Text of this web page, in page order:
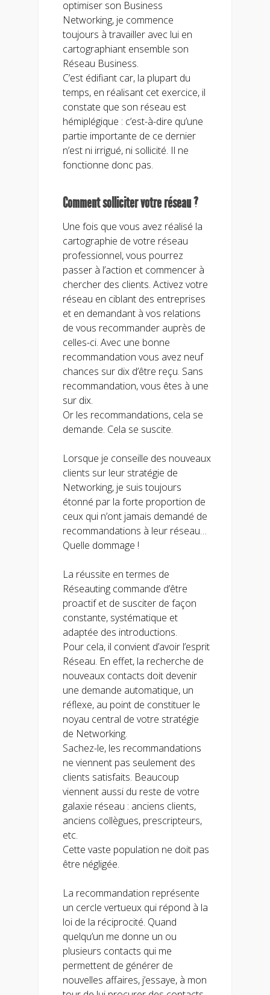
optimiser son Business
Networking, je commence
toujours à travailler avec lui en
cartographiant ensemble son
Réseau Business.
C’est édifiant car, la plupart du
temps, en réalisant cet exercice, il
constate que son réseau est
hémiplégique : c’est-à-dire qu’une
partie importante de ce dernier
n’est ni irrigué, ni sollicité. Il ne
fonctionne donc pas.
Comment solliciter votre réseau ?
Une fois que vous avez réalisé la
cartographie de votre réseau
professionnel, vous pourrez
passer à l’action et commencer à
chercher des clients. Activez votre
réseau en ciblant des entreprises
et en demandant à vos relations
de vous recommander auprès de
celles-ci. Avec une bonne
recommandation vous avez neuf
chances sur dix d’être reçu. Sans
recommandation, vous êtes à une
sur dix.
Or les recommandations, cela se
demande. Cela se suscite.
Lorsque je conseille des nouveaux
clients sur leur stratégie de
Networking, je suis toujours
étonné par la forte proportion de
ceux qui n’ont jamais demandé de
recommandations à leur réseau…
Quelle dommage !
La réussite en termes de
Réseauting commande d’être
proactif et de susciter de façon
constante, systématique et
adaptée des introductions.
Pour cela, il convient d’avoir l’esprit
Réseau. En effet, la recherche de
nouveaux contacts doit devenir
une demande automatique, un
réflexe, au point de constituer le
noyau central de votre stratégie
de Networking.
Sachez-le, les recommandations
ne viennent pas seulement des
clients satisfaits. Beaucoup
viennent aussi du reste de votre
galaxie réseau : anciens clients,
anciens collègues, prescripteurs,
etc.
Cette vaste population ne doit pas
être négligée.
La recommandation représente
un cercle vertueux qui répond à la
loi de la réciprocité. Quand
quelqu’un me donne un ou
plusieurs contacts qui me
permettent de générer de
nouvelles affaires, j’essaye, à mon